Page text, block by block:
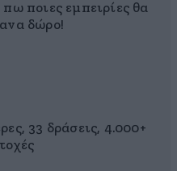
ποιες εμπειρίες θα
δώρο!
33 δράσεις, 4.000+